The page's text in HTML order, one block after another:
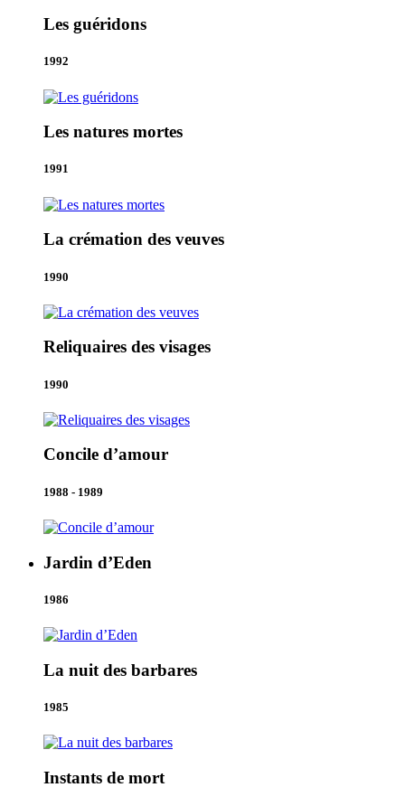
Les guéridons
1992
Les natures mortes
1991
La crémation des veuves
1990
Reliquaires des visages
1990
Concile d’amour
1988 - 1989
Jardin d’Eden
1986
La nuit des barbares
1985
Instants de mort